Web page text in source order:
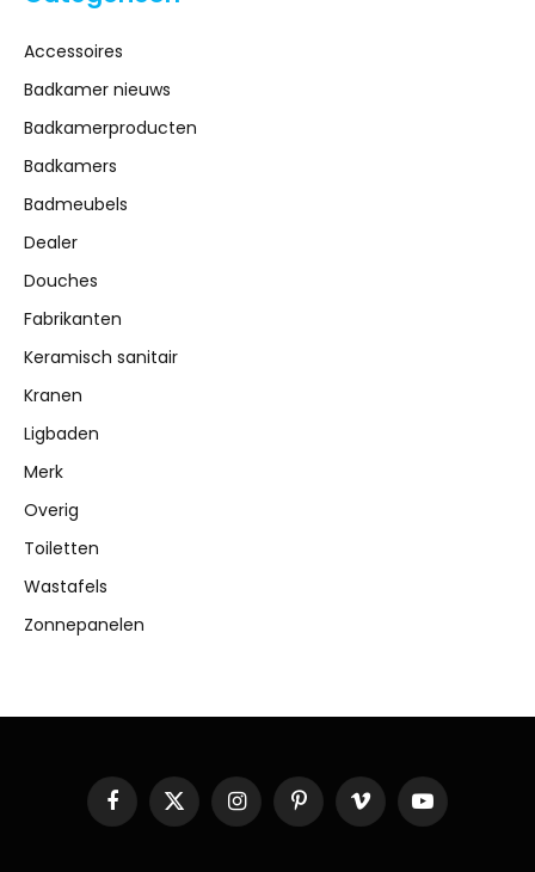
Accessoires
Badkamer nieuws
Badkamerproducten
Badkamers
Badmeubels
Dealer
Douches
Fabrikanten
Keramisch sanitair
Kranen
Ligbaden
Merk
Overig
Toiletten
Wastafels
Zonnepanelen
Facebook
X
(Twitter)
InstagramPinterestVimeo YouTube